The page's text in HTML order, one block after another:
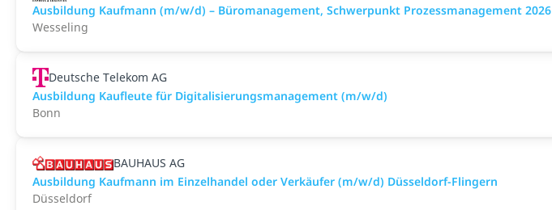
Ausbildung Kaufmann (m/w/d) – Büromanagement, Schwerpunkt Prozessmanagement 2026
Wesseling
Deutsche Telekom AG
Ausbildung Kaufleute für Digitalisierungsmanagement (m/w/d)
Bonn
BAUHAUS AG
Ausbildung Kaufmann im Einzelhandel oder Verkäufer (m/w/d) Düsseldorf-Flingern
Düsseldorf